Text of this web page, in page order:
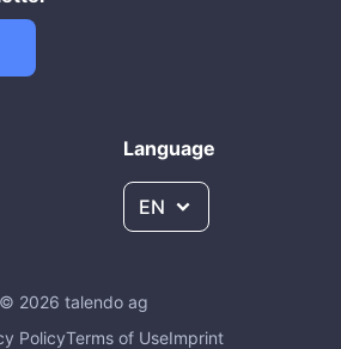
Language
EN
© 2026 talendo ag
PolicyTerms of UseImprint